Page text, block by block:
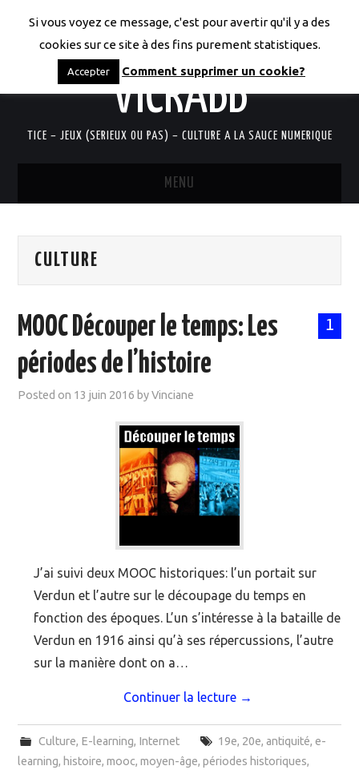
LES CODICES DE
VICRABB
TICE – JEUX (SERIEUX OU PAS) – CULTURE A LA SAUCE NUMERIQUE
MENU
QUI SUIS-JE?
DOCUMENTS
MOOC SUIVIS
CULTURE
1
MOOC Découper le temps: Les
périodes de l’histoire
Posted on 13 juin 2016 byVinciane
J’ai suivi deux MOOC historiques: l’un portait sur
Verdun et l’autre sur le découpage du temps en
fonction des époques. L’un s’intéresse à la bataille de
Verdun en 1916 ainsi qu’à ses répercussions, l’autre
sur la manière dont on a…
Continuer la lecture →
Culture, E-learning, Internet 19e, 20e, antiquité, e-
learning, histoire,mooc,moyen-âge,périodes historiques,
Si vous voyez ce message, c'est pour avertir qu'il y a des
cookies sur ce site à des fins purement statistiques.
Accepter Comment supprimer un cookie?